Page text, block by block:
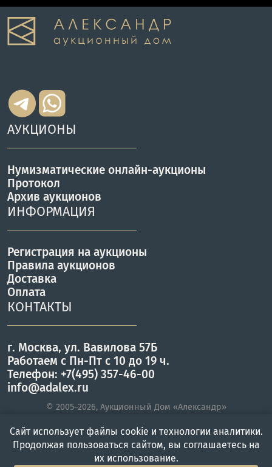
АУКЦИОНЫ
Нумизматические онлайн-аукционы
Протокол
Архив аукционов
ИНФОРМАЦИЯ
Регистрация на аукционы
Правила аукционов
Доставка
Оплата
КОНТАКТЫ
г. Москва, ул. Вавилова 57Б
Работаем с Пн-Пт с 10 до 19 ч.
Телефон: +7(495) 357-46-00
info@adalex.ru
© 2005–2026, Аукционный Дом «Александр»
Сайт использует файлы cookie и технологии аналитики.
Продолжая пользоваться сайтом, вы соглашаетесь на
их использование.
Главная Войти Меню